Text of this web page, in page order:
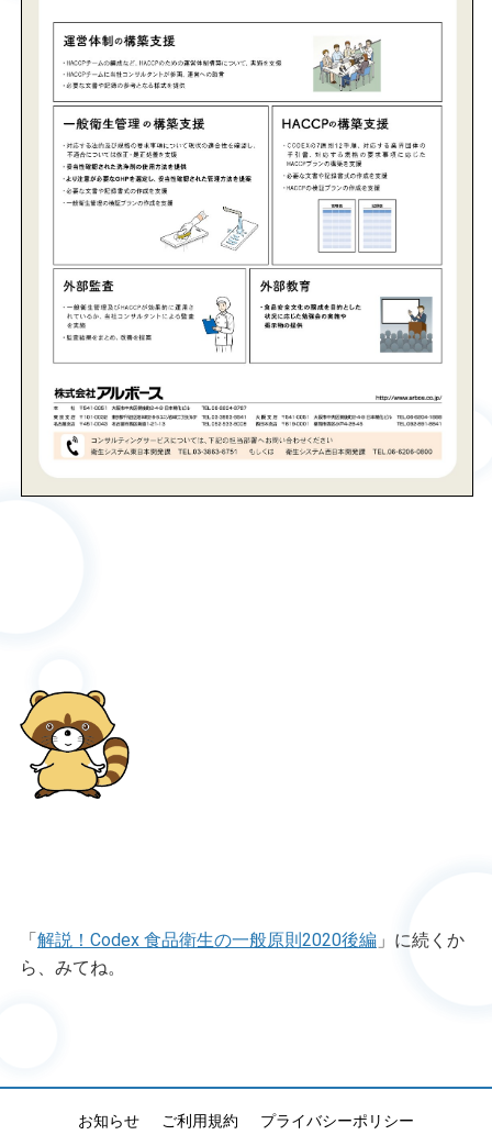
「解説！Codex 食品衛生の一般原則2020後編」に続くか
ら、みてね。
お知らせ ご利用規約 プライバシーポリシー